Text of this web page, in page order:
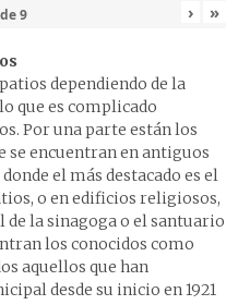
de9 › »
dependiendo de la
que es complicado
Por una parte están los
se encuentran en antiguos
el más destacado es el
o en edificios religiosos,
de la sinagoga o el santuario
los conocidos como
aquellos que han
desde su inicio en 1921